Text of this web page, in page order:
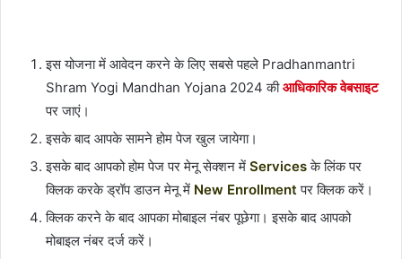
इस योजना में आवेदन करने के लिए सबसे पहले Pradhanmantri
Shram Yogi Mandhan Yojana 2024 कीआधिकारिक वेबसाइट
पर जाएं।
इसके बाद आपके सामने होम पेज खुल जायेगा।
इसके बाद आपको होम पेज पर मेनू सेक्शन में Servicesके लिंक पर
क्लिक करके ड्रॉप डाउन मेनू में New Enrollmentपर क्लिक करें।
क्लिक करने के बाद आपका मोबाइल नंबर पूछेगा। इसके बाद आपको
मोबाइल नंबर दर्ज करें।